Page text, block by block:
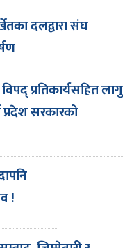
दलद्वारा संघ
प्रतिकार्यसहित लागु
सरकारको
!